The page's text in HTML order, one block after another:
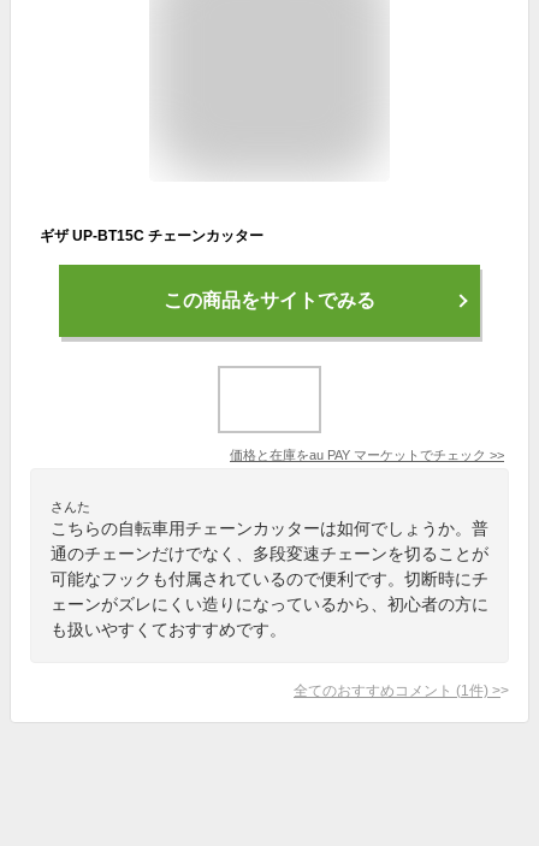
ギザ UP-BT15C チェーンカッター
この商品をサイトでみる
価格と在庫をau PAY マーケット でチェック >>
さんた
こちらの自転車用チェーンカッターは如何でしょうか。普
通のチェーンだけでなく、多段変速チェーンを切ることが
可能なフックも付属されているので便利です。切断時にチ
ェーンがズレにくい造りになっているから、初心者の方に
も扱いやすくておすすめです。
全てのおすすめコメント (1 件) >